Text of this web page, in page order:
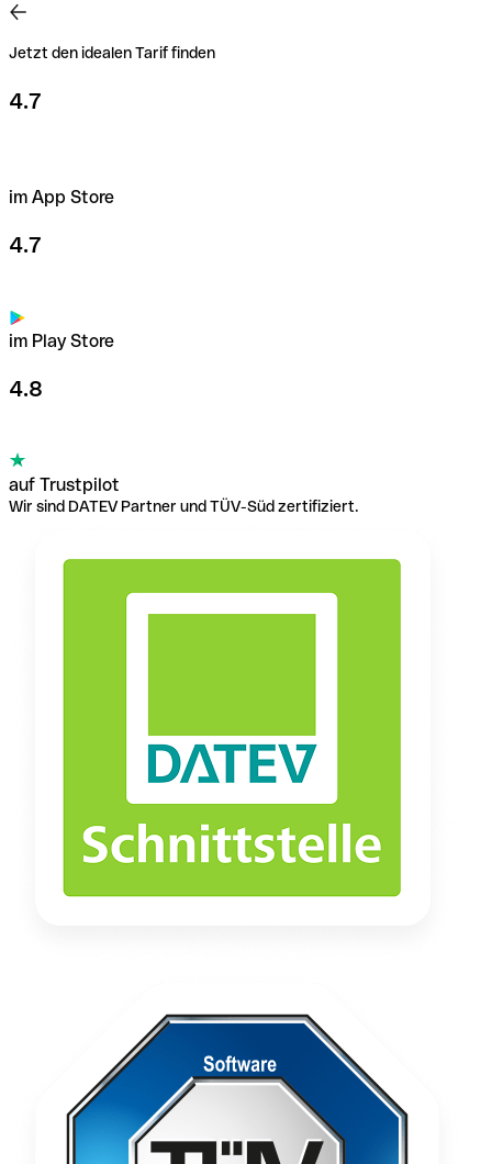
Jetzt den idealen Tarif finden
4.7
im App Store
4.7
im Play Store
4.8
auf Trustpilot
Wir sind DATEV Partner und TÜV-Süd zertifiziert.